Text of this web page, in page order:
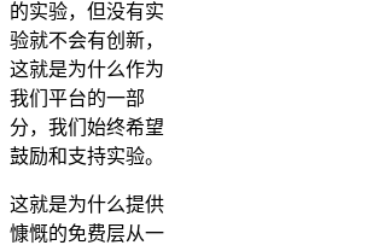
的实验，但没有实
验就不会有创新，
这就是为什么作为
我们平台的一部
分，我们始终希望
鼓励和支持实验。
这就是为什么提供
慷慨的免费层从一